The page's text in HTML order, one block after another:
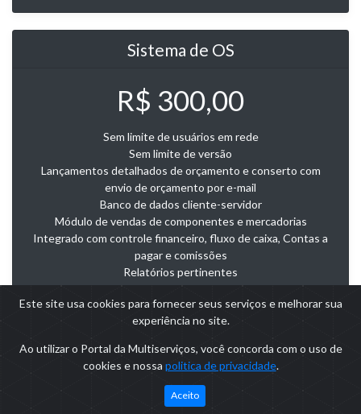
Sistema de OS
R$ 300,00
Sem limite de usuários em rede
Sem limite de versão
Lançamentos detalhados de orçamento e conserto com
envio de orçamento por e-mail
Banco de dados cliente-servidor
Módulo de vendas de componentes e mercadorias
Integrado com controle financeiro, fluxo de caixa, Contas a
pagar e comissões
Relatórios pertinentes
Garantia de 24 meses
Este site usa cookies para fornecer seus serviços e melhorar sua
experiência no site.
Ao utilizar o Portal da Multiserviços, você concorda com o uso de
cookies e nossa politica de privacidade.
Aceito